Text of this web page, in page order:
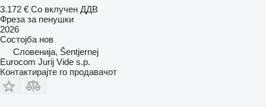
3.172 € Со вклучен ДДВ
Фреза за пенушки
2026
Состојба нов
Словенија, Šentjernej
Eurocom Jurij Vide s.p.
Контактирајте го продавачот